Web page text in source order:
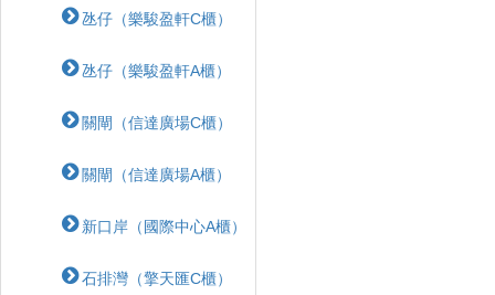
氹仔（樂駿盈軒C櫃）
氹仔（樂駿盈軒A櫃）
關閘（信達廣場C櫃）
關閘（信達廣場A櫃）
新口岸（國際中心A櫃）
石排灣（擎天匯C櫃）